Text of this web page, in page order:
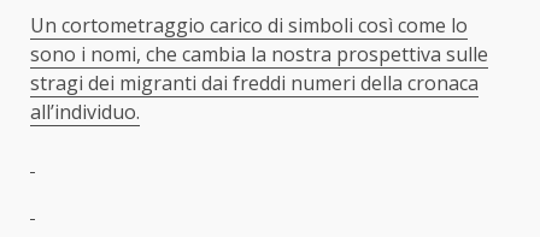
Un cortometraggio carico di simboli così come lo
sono i nomi, che cambia la nostra prospettiva sulle
stragi dei migranti dai freddi numeri della cronaca
all’individuo.